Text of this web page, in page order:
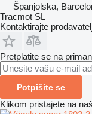
Španjolska,
Tracmot SL
Kontaktirajte
Pretplatite se na
Potpišite se
Klikom pristajete na